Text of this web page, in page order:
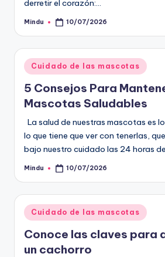
derretir el corazón:…
Publicado
Mindu 10/07/2026
Publicado
en
Cuidado de las mascotas
5 Consejos Para
Mascotas Saludables
La salud de nuestras mascotas es
lo que tiene que ver con tenerlas,
bajo nuestro cuidado las 24 horas
Publicado
Mindu 10/07/2026
Publicado
en
Cuidado de las mascotas
Conoce las claves para
un cachorro